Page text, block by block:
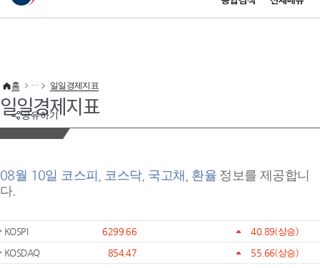
이 누리집은 대한민국 공식 전자정부 누리집입니다.
공유하기
홈 일일경제지표
일일경제지표
08월 10일 코스피, 코스닥, 국고채, 환율 정보를 제공합니
다.
KOSPI 6299.66 40.89(상승)
KOSDAQ
854.47 55.66(상승)